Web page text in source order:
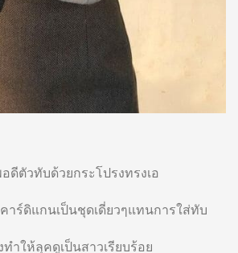
ตัวทับด้วยกระโปรงทรงเอ
าร์ดิแกนเป็นชุดเดี่ยวๆแทนการใส่ทับ
ำให้ลุคดูเป็นสาวเรียบร้อย